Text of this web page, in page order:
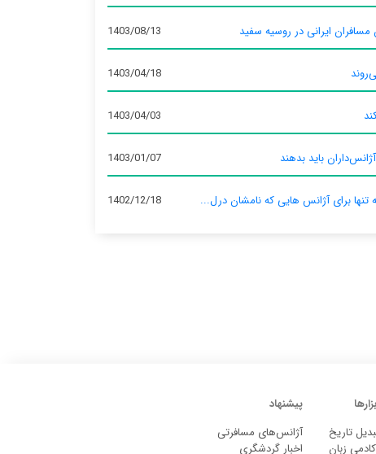
ایرانی در روسیه سفید 1403/08/13
1403/04/18
1403/04/03
باید بدهند 1403/01/07
تنها برای آژانس‌ هایی که نامشان درل... 1402/12/18
تاریخ
زبان
پیشنهاد
آژانس‌های مسافرتی
اخبار گردشگری